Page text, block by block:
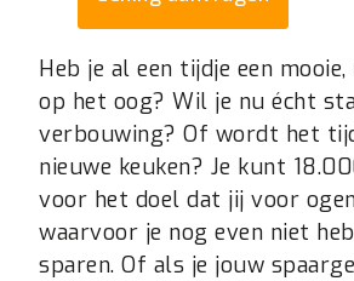
Heb je al een tijdje een
op het oog? Wil je nu écht
verbouwing? Of wordt het
nieuwe keuken? Je kunt
voor het doel dat jij voor
waarvoor je nog even niet
sparen. Of als je jouw